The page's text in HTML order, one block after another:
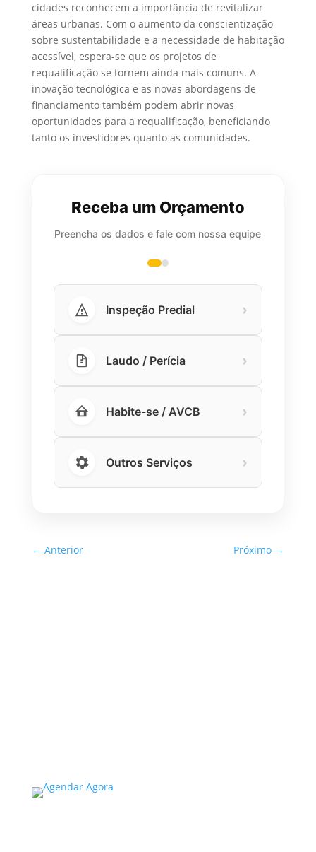
cidades reconhecem a importância de revitalizar
áreas urbanas. Com o aumento da conscientização
sobre sustentabilidade e a necessidade de habitação
acessível, espera-se que os projetos de
requalificação se tornem ainda mais comuns. A
inovação tecnológica e as novas abordagens de
financiamento também podem abrir novas
oportunidades para a requalificação, beneficiando
tanto os investidores quanto as comunidades.
Receba um Orçamento
Preencha os dados e fale com nossa equipe
Inspeção Predial ›
Laudo / Perícia ›
Habite-se / AVCB ›
Outros Serviços ›
← Anterior Próximo →